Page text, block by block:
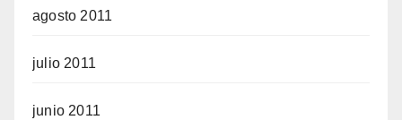
agosto 2011
julio 2011
junio 2011